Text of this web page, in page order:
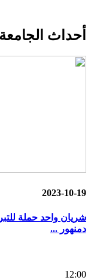
أحداث الجامعة
2023-10-19
شريان واحد حملة
دمنهور ...
12:00